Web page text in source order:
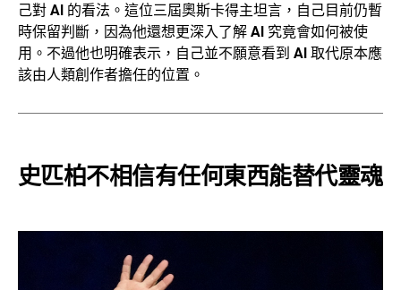
己對 AI 的看法。這位三屆奧斯卡得主坦言，自己目前仍暫
時保留判斷，因為他還想更深入了解 AI 究竟會如何被使
用。不過他也明確表示，自己並不願意看到 AI 取代原本應
該由人類創作者擔任的位置。
史匹柏不相信有任何東西能替代靈魂